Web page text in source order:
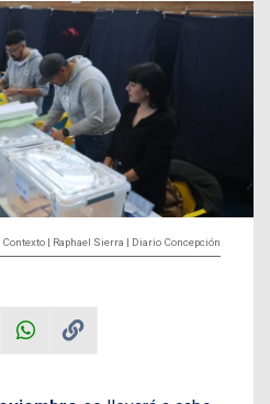
Contexto | Raphael Sierra | Diario Concepción